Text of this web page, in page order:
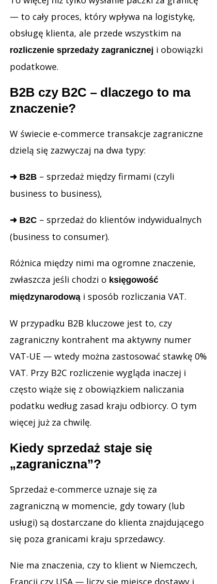
— to cały proces, który wpływa na logistykę,
obsługę klienta, ale przede wszystkim na
rozliczenie sprzedaży zagranicznej i obowiązki
podatkowe.
B2B czy B2C – dlaczego to ma
znaczenie?
W świecie e-commerce transakcje zagraniczne
dzielą się zazwyczaj na dwa typy:
➜ B2B – sprzedaż między firmami (czyli
business to business),
➜ B2C – sprzedaż do klientów indywidualnych
(business to consumer).
Różnica między nimi ma ogromne znaczenie,
zwłaszcza jeśli chodzi o księgowość
międzynarodową i sposób rozliczania VAT.
W przypadku B2B kluczowe jest to, czy
zagraniczny kontrahent ma aktywny numer
VAT-UE — wtedy można zastosować stawkę 0%
VAT. Przy B2C rozliczenie wygląda inaczej i
często wiąże się z obowiązkiem naliczania
podatku według zasad kraju odbiorcy. O tym
więcej już za chwilę.
Kiedy sprzedaż staje się
„zagraniczna”?
Sprzedaż e-commerce uznaje się za
zagraniczną w momencie, gdy towary (lub
usługi) są dostarczane do klienta znajdującego
się poza granicami kraju sprzedawcy.
Nie ma znaczenia, czy to klient w Niemczech,
Francji czy USA — liczy się miejsce dostawy i